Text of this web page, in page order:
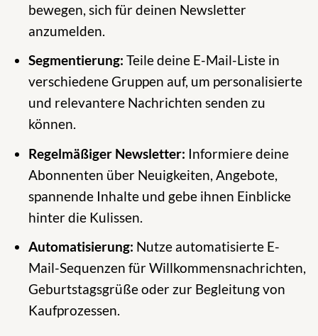
bewegen, sich für deinen Newsletter
anzumelden.
Segmentierung: Teile deine E-Mail-Liste in
verschiedene Gruppen auf, um personalisierte
und relevantere Nachrichten senden zu
können.
Regelmäßiger Newsletter: Informiere deine
Abonnenten über Neuigkeiten, Angebote,
spannende Inhalte und gebe ihnen Einblicke
hinter die Kulissen.
Automatisierung: Nutze automatisierte E-
Mail-Sequenzen für Willkommensnachrichten,
Geburtstagsgrüße oder zur Begleitung von
Kaufprozessen.